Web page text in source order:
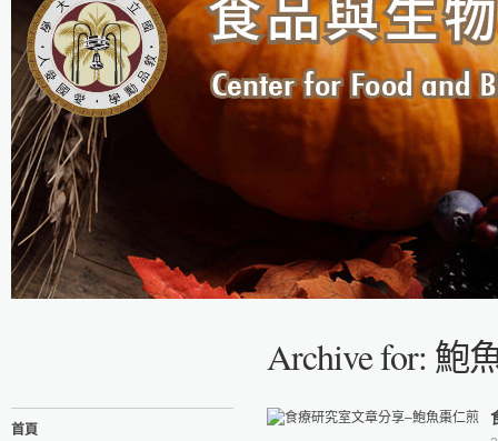
Archive for: 鮑
首頁